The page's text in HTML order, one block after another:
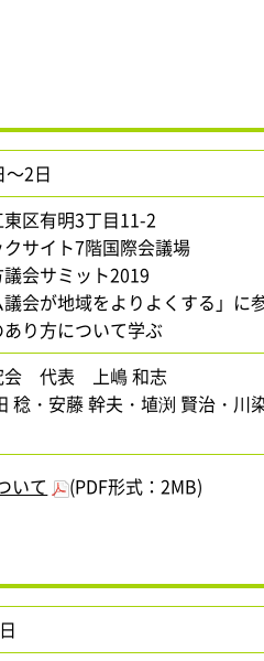
2日
区有明3丁目11-2
イト7階国際会議場
会サミット2019
が地域をよりよくする」に参
方について学ぶ
会 代表 上嶋 和志
稔・安藤 幹夫・埴渕 賢治・川
いて (PDF形式：2MB)